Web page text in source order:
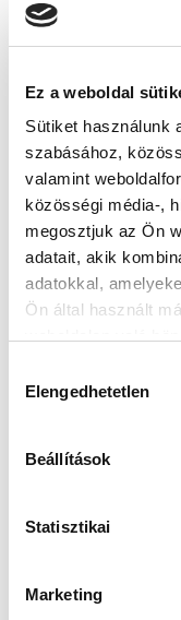
Ez a weboldal
Sütiket használunk
szabásához,
valamint
közösségi média-,
megosztjuk az Ön
adatait, akik
adatokkal,
Ön által használt
kiválasztása
Elengedhetetlen
Beállítások
Statisztikai
Marketing
ÚTINAPLÓ:
2024-07-11 09:17:25
Az MTK TV riportja